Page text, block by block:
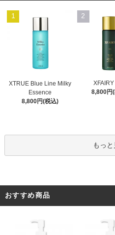
1
XTRUE Blue Line Milky
Essence
8,800円(税込)
2
8,800円
もっと
おすすめ商品